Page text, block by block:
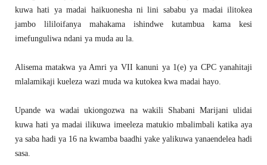
kuwa hati ya madai haikuonesha ni lini sababu ya madai ilitokea
jambo lililoifanya mahakama ishindwe kutambua kama kesi
imefunguliwa ndani ya muda au la.
Alisema matakwa ya Amri ya VII kanuni ya 1(e) ya CPC yanahitaji
mlalamikaji kueleza wazi muda wa kutokea kwa madai hayo.
Upande wa wadai ukiongozwa na wakili Shabani Marijani ulidai
kuwa hati ya madai ilikuwa imeeleza matukio mbalimbali katika aya
ya saba hadi ya 16 na kwamba baadhi yake yalikuwa yanaendelea hadi
sasa.